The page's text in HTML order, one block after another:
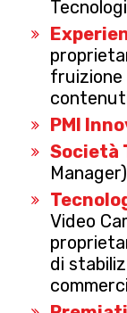
fruizione
PMI
Società
Manager)
Video
di